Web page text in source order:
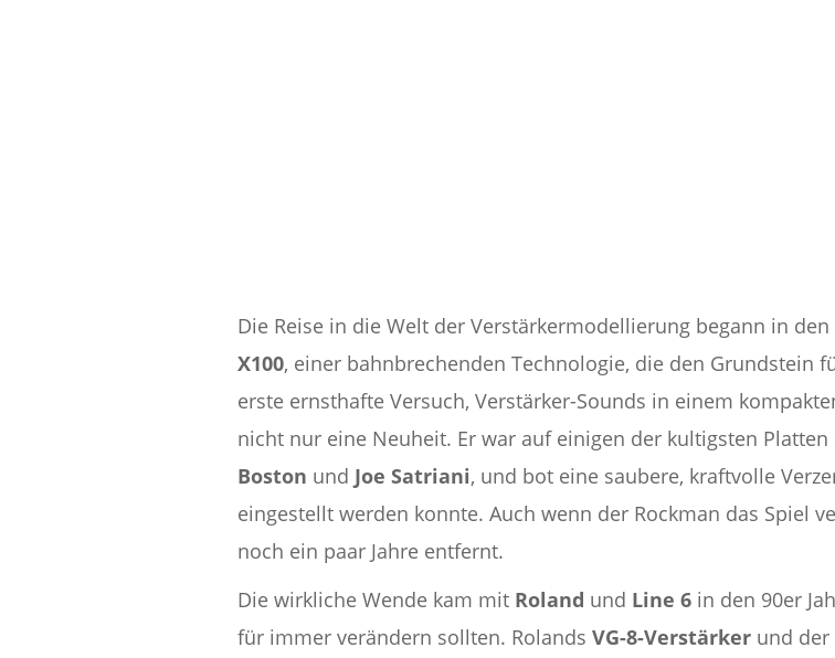
Die Reise in die Welt der Verstärkermodellierung begann in
X100, einer bahnbrechenden Technologie, die den Grundstein
erste ernsthafte Versuch, Verstärker-Sounds in einem
nicht nur eine Neuheit. Er war auf einigen der kultigsten
Boston und Joe Satriani, und bot eine saubere, kraftvolle
eingestellt werden konnte. Auch wenn der Rockman das Spiel
noch ein paar Jahre entfernt.
Die wirkliche Wende kam mit Roland und Line 6 in den 90er
für immer verändern sollten. RolandsVG-8-Verstärker und der